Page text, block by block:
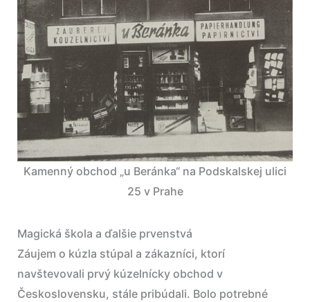
Kamenný obchod „u Beránka“ na Podskalskej ulici
25 v Prahe
Magická škola a ďalšie prvenstvá
Záujem o kúzla stúpal a zákazníci, ktorí
navštevovali prvý kúzelnícky obchod v
Československu, stále pribúdali. Bolo potrebné